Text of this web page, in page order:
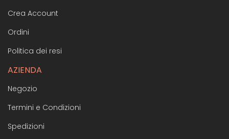
Crea Account
Ordini
Politica dei resi
AZIENDA
Negozio
Termini e Condizioni
Spedizioni